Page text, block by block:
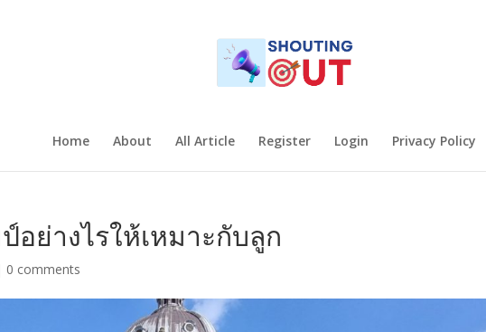
Home About All Article Register Login Privacy Policy
อย่างไรให้เหมาะกับลูก
0 comments